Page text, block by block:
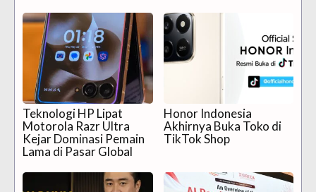
Teknologi HP Lipat
Motorola Razr Ultra
Kejar Dominasi Pemain
Lama di Pasar Global
Honor Indonesia
Akhirnya Buka Toko di
TikTok Shop